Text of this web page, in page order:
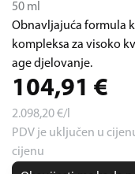
50 ml
Obnavljajuća formula
kompleksa za visoko
age djelovanje.
104,91 €
2.098,20€/l
PDV je uključen u
cijenu